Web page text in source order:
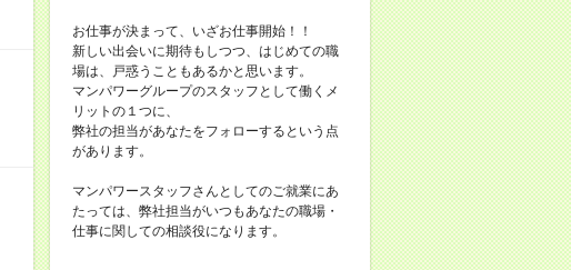
お仕事が決まって、いざお仕事開始！！
新しい出会いに期待もしつつ、はじめての職
場は、戸惑うこともあるかと思います。
マンパワーグループのスタッフとして働くメ
リットの１つに、
弊社の担当があなたをフォローするという点
があります。
マンパワースタッフさんとしてのご就業にあ
たっては、弊社担当がいつもあなたの職場・
仕事に関しての相談役になります。